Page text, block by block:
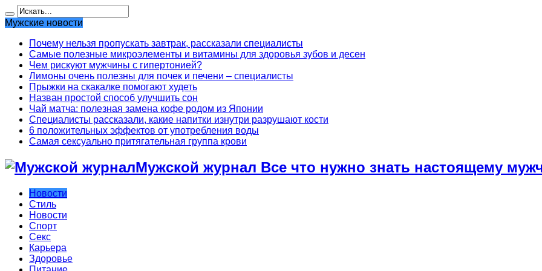
Мужские новости
Почему нельзя пропускать завтрак, рассказали специалисты
Самые полезные микроэлементы и витамины для здоровья зубов и десен
Чем рискуют мужчины с гипертонией?
Лимоны очень полезны для почек и печени – специалисты
Прыжки на скакалке помогают худеть
Назван простой способ улучшить сон
Чай матча: полезная замена кофе родом из Японии
Специалисты рассказали, какие напитки изнутри разрушают кости
6 положительных эффектов от употребления воды
Самая сексуально притягательная группа крови
Мужской журнал Все что нужно знать настоящему
Новости
Стиль
Новости
Спорт
Секс
Карьера
Здоровье